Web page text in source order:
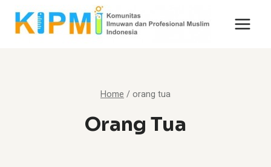
Skip
Home /orang tua
Orang Tua